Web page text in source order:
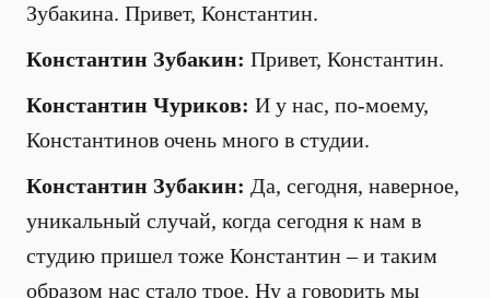
Зубакина. Привет, Константин.
Константин Зубакин: Привет, Константин.
Константин Чуриков: И у нас, по-моему,
Константинов очень много в студии.
Константин Зубакин: Да, сегодня, наверное,
уникальный случай, когда сегодня к нам в
студию пришел тоже Константин – и таким
образом нас стало трое. Ну а говорить мы